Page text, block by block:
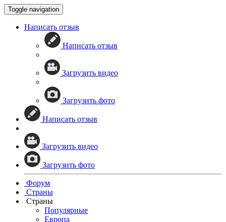
Toggle navigation
Написать отзыв
Написать отзыв
Загрузить видео
Загрузить фото
Написать отзыв
Загрузить видео
Загрузить фото
Форум
Страны
Страны
Популярные
Европа